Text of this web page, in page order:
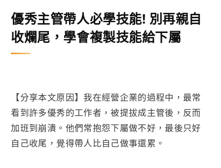
優秀主管帶人必學技能! 別再親自
收爛尾，學會複製技能給下屬
【分享本文原因】我在經營企業的過程中，最常
看到許多優秀的工作者，被提拔成主管後，反而
加班到崩潰。他們常抱怨下屬做不好，最後只好
自己收尾，覺得帶人比自己做事還累。